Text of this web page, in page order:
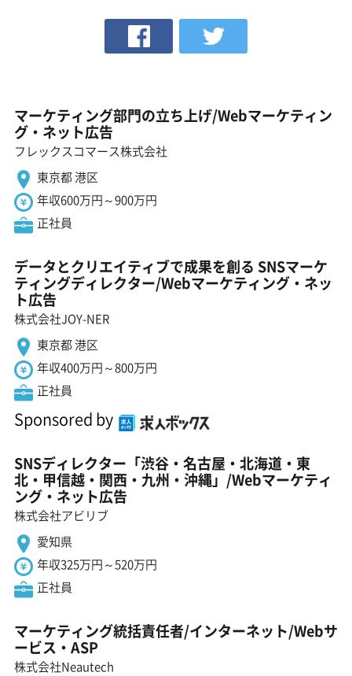
マーケティング部門の立ち上げ/Webマーケティン
グ・ネット広告
フレックスコマース株式会社
東京都 港区
年収600万円～900万円
正社員
データとクリエイティブで成果を創る SNSマーケ
ティングディレクター/Webマーケティング・ネッ
ト広告
株式会社JOY-NER
東京都 港区
年収400万円～800万円
正社員
Sponsored by
SNSディレクター「渋谷・名古屋・北海道・東
北・甲信越・関西・九州・沖縄」/Webマーケティ
ング・ネット広告
株式会社アビリブ
愛知県
年収325万円～520万円
正社員
マーケティング統括責任者/インターネット/Webサ
ービス・ASP
株式会社Neautech